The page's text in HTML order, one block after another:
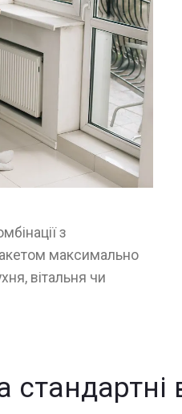
з
максимально
вітальня чи
стандартні